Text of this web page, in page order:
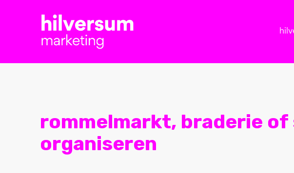
rommelmarkt, braderie
organiseren